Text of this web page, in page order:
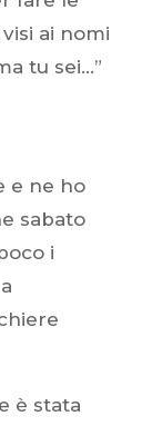
ai nomi
tu sei…”
e ne ho
sabato
i
è stata